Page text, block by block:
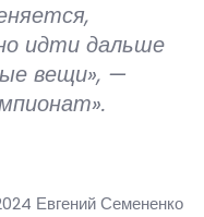
идти дальше
вещи», —
Евгений Семененко